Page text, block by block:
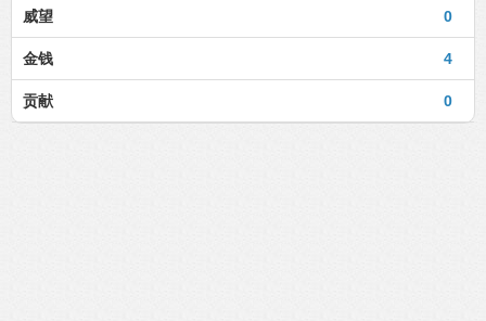
0
威望
4
金钱
0
贡献